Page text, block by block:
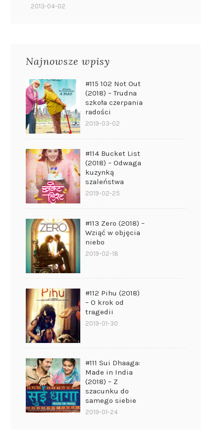
2013-04-02
Najnowsze wpisy
#115 102 Not Out
(2018) – Trudna
szkoła czerpania
radości
2019-03-02
#114 Bucket List
(2018) – Odwaga
kuzynką
szaleństwa
2019-02-25
#113 Zero (2018) –
Wziąć w objęcia
niebo
2019-02-18
#112 Pihu (2018)
– O krok od
tragedii
2019-01-30
#111 Sui Dhaaga:
Made in India
(2018) – Z
szacunku do
samego siebie
2019-01-24